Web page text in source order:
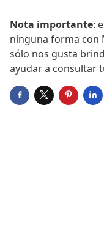
Nota importante:
ninguna forma con
sólo nos gusta
ayudar a consultar